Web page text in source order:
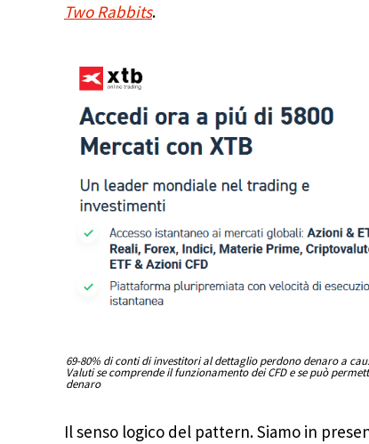
Two Rabbits.
69-80% di conti di investitori al dettaglio perdono denaro a
Valuti se comprende il funzionamento dei CFD e se può
denaro
Il senso logico del pattern. Siamo in